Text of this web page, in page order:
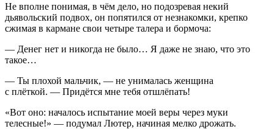
Не вполне понимая, в чём дело, но подозревая некий
дьявольский подвох, он попятился от незнакомки, крепко
сжимая в кармане свои четыре талера и бормоча:
— Денег нет и никогда не было… Я даже не знаю, что это
такое…
— Ты плохой мальчик, — не унималась женщина
с плёткой. — Придётся мне тебя отшлёпать!
«Вот оно: началось испытание моей веры через муки
телесные!» — подумал Лютер, начиная мелко дрожать.